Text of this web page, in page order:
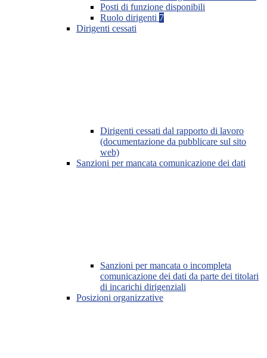
Posti di funzione disponibili
Ruolo dirigenti 7
Dirigenti cessati
Dirigenti cessati dal rapporto di lavoro
(documentazione da pubblicare sul sito
web)
Sanzioni per mancata comunicazione dei dati
Sanzioni per mancata o incompleta
comunicazione dei dati da parte dei titolari
di incarichi dirigenziali
Posizioni organizzative